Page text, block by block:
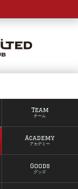
Team
チーム
Academy
アカデミー
Goods
グッズ